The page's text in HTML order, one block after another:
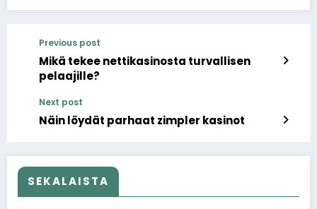
Previous post
Mikä tekee nettikasinosta turvallisen
pelaajille?
Next post
Näin löydät parhaat zimpler kasinot
SEKALAISTA